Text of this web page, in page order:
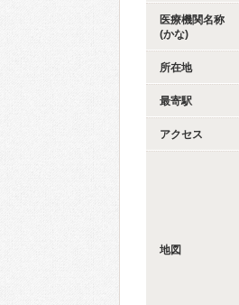
医療機関名称
(かな)
所在地
最寄駅
アクセス
地図